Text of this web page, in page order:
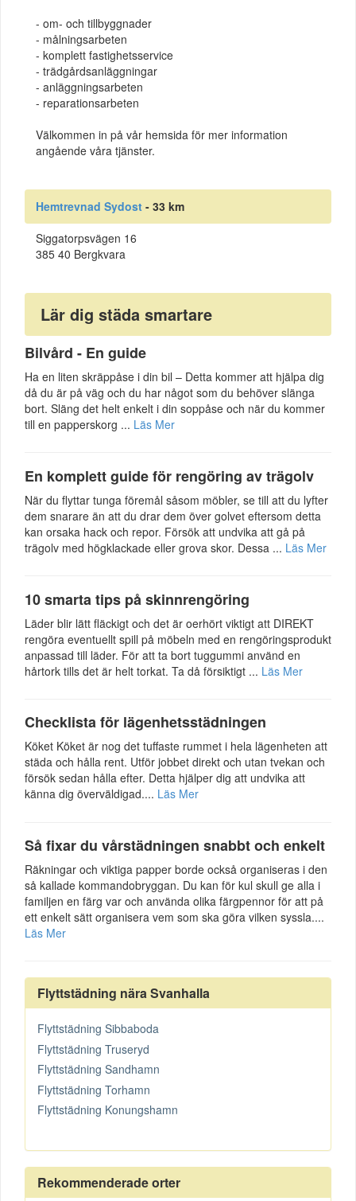
- om- och tillbyggnader
- målningsarbeten
- komplett fastighetsservice
- trädgårdsanläggningar
- anläggningsarbeten
- reparationsarbeten
Välkommen in på vår hemsida för mer information
angående våra tjänster.
Hemtrevnad Sydost - 33 km
Siggatorpsvägen 16
385 40 Bergkvara
Lär dig städa smartare
Bilvård - En guide
Ha en liten skräppåse i din bil – Detta kommer att hjälpa dig
då du är på väg och du har något som du behöver slänga
bort. Släng det helt enkelt i din soppåse och när du kommer
till en papperskorg ... Läs Mer
En komplett guide för rengöring av trägolv
När du flyttar tunga föremål såsom möbler, se till att du lyfter
dem snarare än att du drar dem över golvet eftersom detta
kan orsaka hack och repor. Försök att undvika att gå på
trägolv med högklackade eller grova skor. Dessa ... Läs Mer
10 smarta tips på skinnrengöring
Läder blir lätt fläckigt och det är oerhört viktigt att DIREKT
rengöra eventuellt spill på möbeln med en rengöringsprodukt
anpassad till läder. För att ta bort tuggummi använd en
hårtork tills det är helt torkat. Ta då försiktigt ... Läs Mer
Checklista för lägenhetsstädningen
Köket Köket är nog det tuffaste rummet i hela lägenheten att
städa och hålla rent. Utför jobbet direkt och utan tvekan och
försök sedan hålla efter. Detta hjälper dig att undvika att
känna dig överväldigad.... Läs Mer
Så fixar du vårstädningen snabbt och enkelt
Räkningar och viktiga papper borde också organiseras i den
så kallade kommandobryggan. Du kan för kul skull ge alla i
familjen en färg var och använda olika färgpennor för att på
ett enkelt sätt organisera vem som ska göra vilken syssla....
Läs Mer
Flyttstädning nära Svanhalla
Flyttstädning Sibbaboda
Flyttstädning Truseryd
Flyttstädning Sandhamn
Flyttstädning Torhamn
Flyttstädning Konungshamn
Rekommenderade orter